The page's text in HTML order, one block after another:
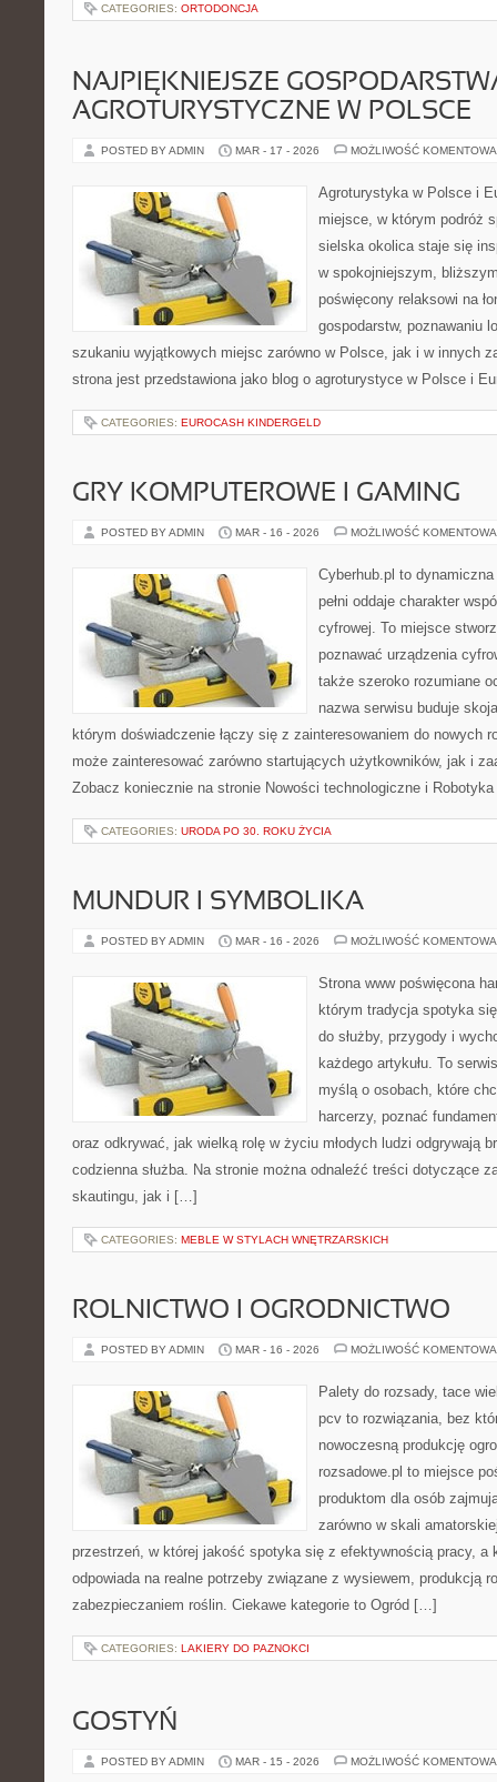
CATEGORIES: ORTODONCJA
NAJPIĘKNIEJSZE
AGROTURYSTYCZNE W POLSCE
POSTED BY ADMIN MAR - 17 - 2026 MOŻLIWOŚĆ
Agroturystyka w Polsce i
miejsce, w którym podróż
sielska okolica staje się
w spokojniejszym,
poświęcony relaksowi na
gospodarstw, poznawaniu
szukaniu wyjątkowych miejsc zarówno w Polsce, jak i w innych
strona jest przedstawiona jako blog o agroturystyce w Polsce i
CATEGORIES: EUROCASH KINDERGELD
GRY KOMPUTEROWE I GAMING
POSTED BY ADMIN MAR - 16 - 2026 MOŻLIWOŚĆ
Cyberhub.pl to
pełni oddaje charakter
cyfrowej. To miejsce
poznawać urządzenia
także szeroko rozumiane
nazwa serwisu buduje
którym doświadczenie łączy się z zainteresowaniem do nowych
może zainteresować zarówno startujących użytkowników, jak i
Zobacz koniecznie na stronie Nowości technologiczne i
CATEGORIES: URODA PO 30. ROKU ŻYCIA
MUNDUR I SYMBOLIKA
POSTED BY ADMIN MAR - 16 - 2026 MOŻLIWOŚĆ
Strona www poświęcona
którym tradycja spotyka
do służby, przygody i
każdego artykułu. To
myślą o osobach, które
harcerzy, poznać
oraz odkrywać, jak wielką rolę w życiu młodych ludzi odgrywają
codzienna służba. Na stronie można odnaleźć treści dotyczące
skautingu, jak i […]
CATEGORIES: MEBLE W STYLACH WNĘTRZARSKICH
ROLNICTWO I OGRODNICTWO
POSTED BY ADMIN MAR - 16 - 2026 MOŻLIWOŚĆ
Palety do rozsady, tace
pcv to rozwiązania, bez
nowoczesną produkcję
rozsadowe.pl to miejsce
produktom dla osób
zarówno w skali
przestrzeń, w której jakość spotyka się z efektywnością pracy, a
odpowiada na realne potrzeby związane z wysiewem, produkcją
zabezpieczaniem roślin. Ciekawe kategorie to Ogród […]
CATEGORIES: LAKIERY DO PAZNOKCI
GOSTYŃ
POSTED BY ADMIN MAR - 15 - 2026 MOŻLIWOŚĆ